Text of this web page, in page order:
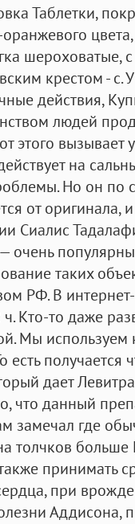
Таблетки,
шероховатые,
крестом - с.
действия,
людей
этого
на
Но он по
от оригинала,
Сиалис
очень
таких
РФ. В
Кто-то даже
Мы используем
есть
дает
что данный
где
толчков
принимать
при
Аддисона,